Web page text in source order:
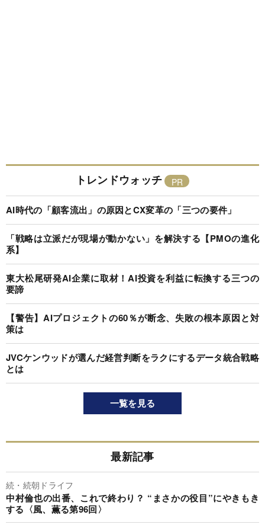
トレンドウォッチ
AI時代の「顧客流出」の原因とCX変革の「三つの要件」
「戦略は立派だが現場が動かない」を解決する【PMOの進化
系】
東大松尾研発AI企業に取材！AI投資を利益に転換する三つの
要諦
【警告】AIプロジェクトの60％が断念、失敗の根本原因と対
策は
JVCケンウッドが選んだ経営判断をラクにするデータ統合戦略
とは
一覧を見る
最新記事
続・続朝ドライフ
中村倫也の出番、これで終わり？ “まさかの役目”にやきもき
する〈風、薫る第96回〉